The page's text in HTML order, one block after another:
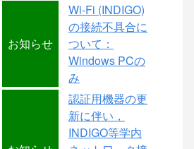
お知らせ
Wi-Fi (INDIGO)
の接続不具合に
ついて：
Windows PCの
み
認証用機器の更
新に伴い，
INDIGO等学内